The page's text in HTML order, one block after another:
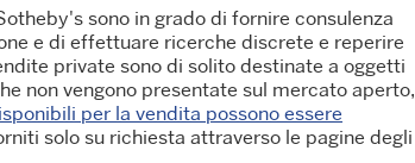
sono in grado di fornire consulenza
e di effettuare ricerche discrete e reperire
private sono di solito destinate a oggetti
non vengono presentate sul mercato aperto,
per la vendita possono essere
solo su richiesta attraverso le pagine degli